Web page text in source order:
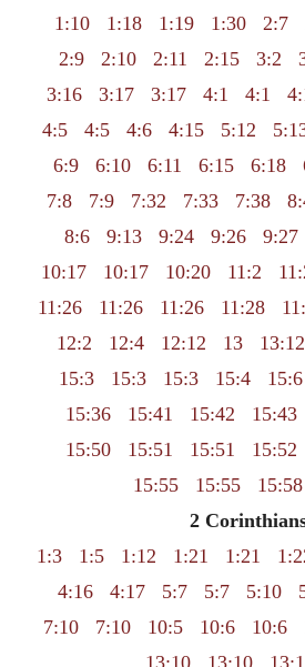
1:10
1:18 1:19 1:30 2:7
2:9
2:10 2:11 2:15 3:2
3:16
3:17 3:17 4:1 4:1
4:5
4:5 4:6 4:15 5:12
6:9
6:10 6:11 6:15 6:18
7:8
7:9 7:32 7:33 7:38
8:6
9:13 9:24 9:26 9:27
10:17
10:17 10:20 11:2
11:26
11:26 11:26 11:28
12:2
12:4 12:12 13 13:12
15:3
15:3 15:3 15:4 15:6
15:36
15:41 15:42 15:43
15:50
15:51 15:51 15:52
15:55
15:55 15:58
2
1:3
1:5 1:12 1:21 1:21
4:16
4:17 5:7 5:7 5:10
7:10
7:10 10:5 10:6 10:6
13:10
13:10